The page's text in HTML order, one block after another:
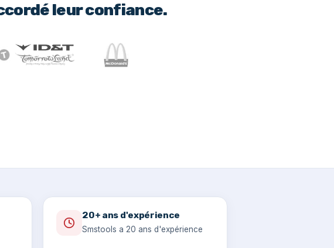
leur confiance.
20+ ans d'expérience
Smstools a 20 ans d'expérience